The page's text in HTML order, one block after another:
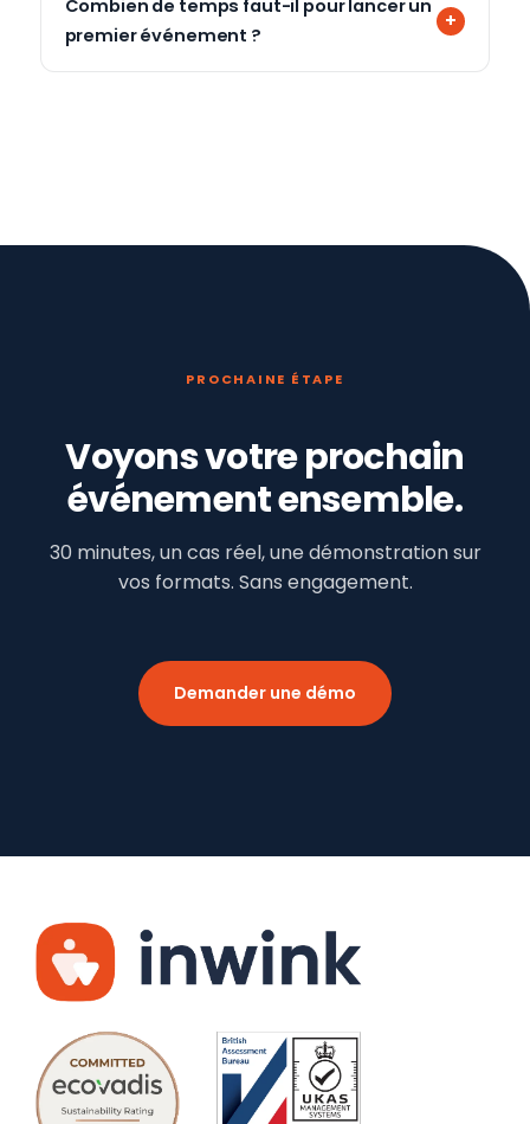
Combien de temps faut-il pour lancer un
premier événement ?
PROCHAINE ÉTAPE
Voyons votre prochain
événement ensemble.
30 minutes, un cas réel, une démonstration sur
vos formats. Sans engagement.
Demander une démo